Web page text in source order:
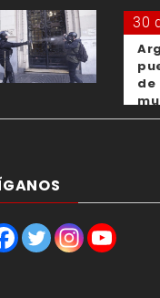
30
de